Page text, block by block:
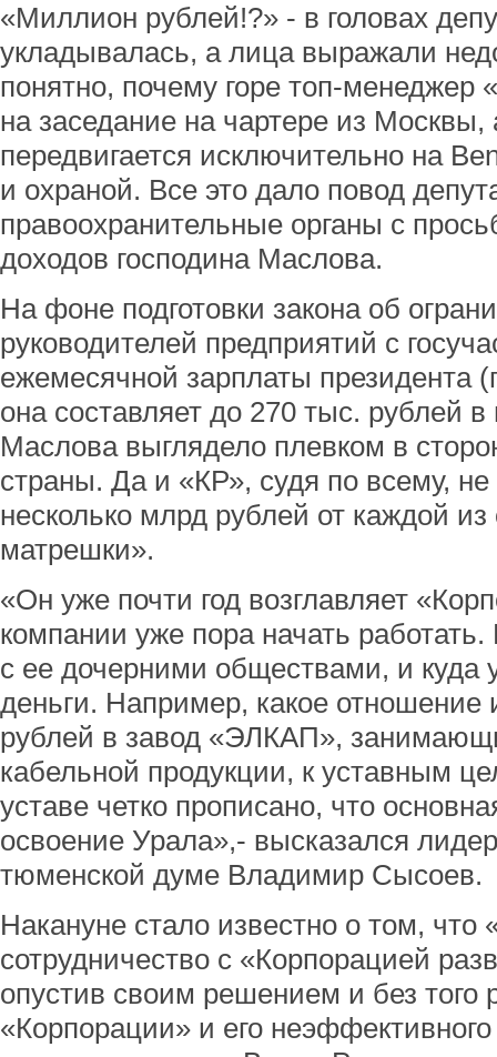
«Миллион рублей!?» - в головах
укладывалась, а лица выражали
понятно, почему горе топ-менеджер
на заседание на чартере из
передвигается исключительно на
и охраной. Все это дало повод
правоохранительные органы с
доходов господина Маслова.
На фоне подготовки закона об
руководителей предприятий с
ежемесячной зарплаты президента
она составляет до 270 тыс. рублей
Маслова выглядело плевком в
страны. Да и «КР», судя по всему, не
несколько млрд рублей от каждой
матрешки».
«Он уже почти год возглавляет
компании уже пора начать
с ее дочерними обществами, и куда
деньги. Например, какое
рублей в завод «ЭЛКАП»,
кабельной продукции, к уставным
уставе четко прописано, что
освоение Урала»,- высказался
тюменской думе Владимир Сысоев.
Накануне стало известно о том, что
сотрудничество с «Корпорацией
опустив своим решением и без
«Корпорации» и его